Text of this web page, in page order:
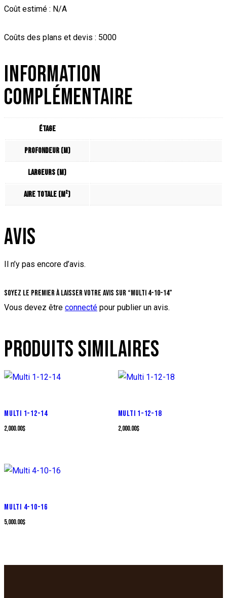
Coût estimé : N/A
Coûts des plans et devis : 5000
INFORMATION
COMPLÉMENTAIRE
Étage
Profondeur (m)
Largeurs (m)
Aire totale (m²)
AVIS
Il n’y pas encore d’avis.
Soyez le premier à laisser votre avis sur “Multi 4-10-14”
Vous devez être connecté pour publier un avis.
PRODUITS SIMILAIRES
MULTI 1-12-14
2,000.00$
MULTI 1-12-18
2,000.00$
MULTI 4-10-16
5,000.00$